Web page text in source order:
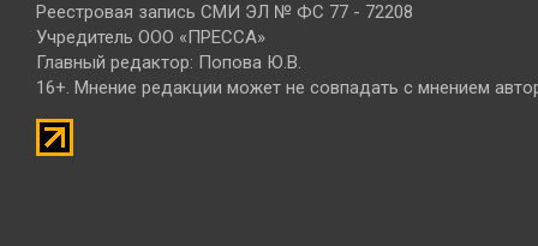
Реестровая запись СМИ ЭЛ № ФС 77 - 72208
Учредитель ООО «ПРЕССА»
Главный редактор: Попова Ю.В.
16+. Мнение редакции может не совпадать с мнением